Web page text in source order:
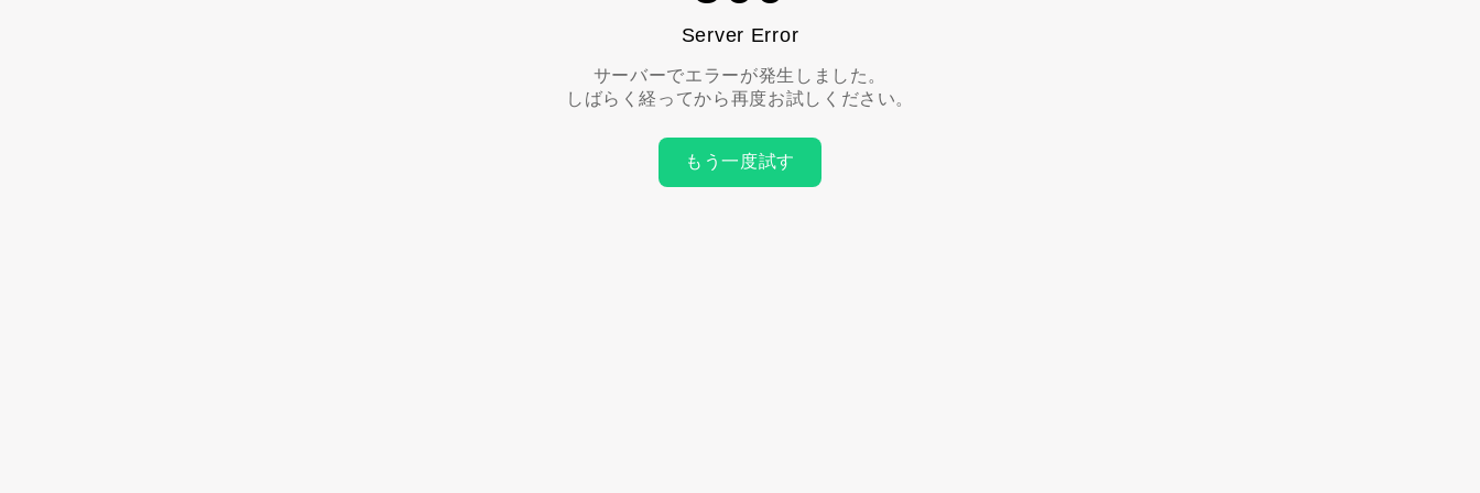
Server Error
サーバーでエラーが発生しました。
しばらく経ってから再度お試しください。
もう一度試す